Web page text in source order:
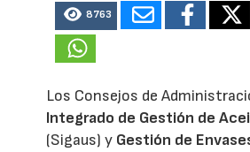
8763
Los Consejos de
Integrado de Gestión de
(Sigaus) y Gestión de